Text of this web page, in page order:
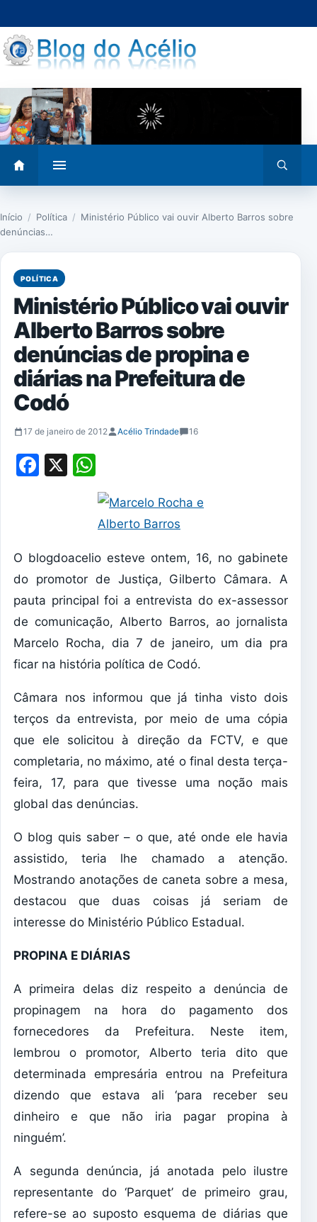
para
o
conteúdo
menu
busca
Início / Política / Ministério Público vai ouvir Alberto Barros sobre
denúncias…
POLÍTICA
Ministério Público vai ouvir
Alberto Barros sobre
denúncias de propina e
diárias na Prefeitura de
Codó
17 de janeiro de 2012 Acélio Trindade 16
Facebook
X
O blogdoacelio esteve ontem, 16, no gabinete
do promotor de Justiça, Gilberto Câmara. A
pauta principal foi a entrevista do ex-assessor
de comunicação, Alberto Barros, ao jornalista
Marcelo Rocha, dia 7 de janeiro, um dia pra
ficar na história política de Codó.
Câmara nos informou que já tinha visto dois
terços da entrevista, por meio de uma cópia
que ele solicitou à direção da FCTV, e que
completaria, no máximo, até o final desta terça-
feira, 17, para que tivesse uma noção mais
global das denúncias.
O blog quis saber – o que, até onde ele havia
assistido, teria lhe chamado a atenção.
Mostrando anotações de caneta sobre a mesa,
destacou que duas coisas já seriam de
interesse do Ministério Público Estadual.
PROPINA E DIÁRIAS
A primeira delas diz respeito a denúncia de
propinagem na hora do pagamento dos
fornecedores da Prefeitura. Neste item,
lembrou o promotor, Alberto teria dito que
determinada empresária entrou na Prefeitura
dizendo que estava ali ‘para receber seu
dinheiro e que não iria pagar propina à
ninguém’.
A segunda denúncia, já anotada pelo ilustre
representante do ‘Parquet’ de primeiro grau,
refere-se ao suposto esquema de diárias que